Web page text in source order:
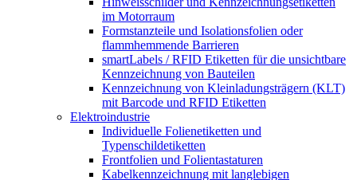
im Motorraum
Formstanzteile und Isolationsfolien oder
flammhemmende Barrieren
smartLabels / RFID Etiketten für die unsichtbare
Kennzeichnung von Bauteilen
Kennzeichnung von Kleinladungsträgern (KLT)
mit Barcode und RFID Etiketten
Elektroindustrie
Individuelle Folienetiketten und
Typenschildetiketten
Frontfolien und Folientastaturen
Kabelkennzeichnung mit langlebigen